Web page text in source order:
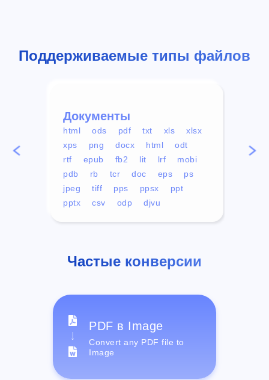
Поддерживаемые типы файлов
Документы
html ods pdf txt xls
xlsx
xps
png docx html
odt
rtf
epub fb2 lit lrf
mobi
pdb
rb tcr doc eps
ps
jpeg
tiff pps ppsx
ppt
pptx
csv odp djvu
mp4
Частые конверсии
PDF в Image
Convert any PDF file to
Image